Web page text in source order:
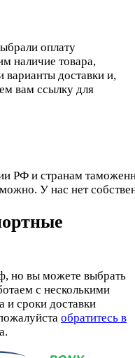
оплату
наличие товара,
варианты доставки и,
вам ссылку для
РФ и странам
У нас нет
но вы можете выбрать
с несколькими
и сроки доставки
обратитесь в